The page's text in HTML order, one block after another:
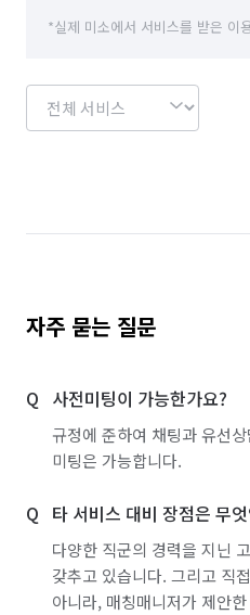
*실제 미소에서 서비스를 받은 이
자주 묻는 질문
사전미팅이 가능한가요?
규정에 준하여 채팅과 유선
미팅은 가능합니다.
타 서비스 대비 장점은 무
다양한 직군의 경력을 지닌
갖추고 있습니다. 그리고 직
아니라, 매칭매니저가 제안